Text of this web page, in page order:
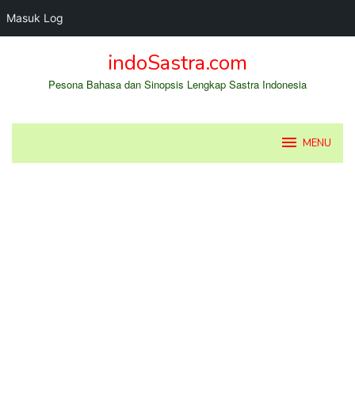
Masuk Log
indoSastra.com
Pesona Bahasa dan Sinopsis Lengkap Sastra Indonesia
MENU